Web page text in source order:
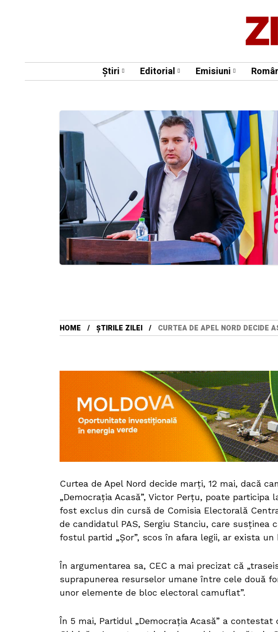
Știri Editorial Emisiuni
HOME ȘTIRILE ZILEI CURTEA DE APEL NORD DECIDE
Curtea de Apel Nord decide marți, 12 mai, dacă
„Democrația Acasă”, Victor Perțu, poate
fost exclus din cursă de Comisia Electorală
de candidatul PAS, Sergiu Stanciu, care susținea
fostul partid „Șor”, scos în afara legii, ar exista
În argumentarea sa, CEC a mai precizat că
suprapunerea resurselor umane între cele două
unor elemente de bloc electoral camuflat”.
În 5 mai, Partidul „Democrația Acasă” a contestat